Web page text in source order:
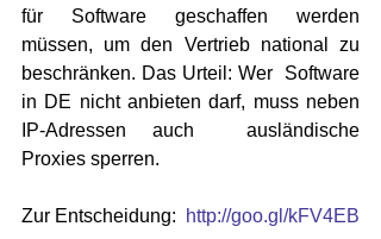
für Software geschaffen werden
müssen, um den Vertrieb national zu
beschränken. Das Urteil: Wer  Software
in DE nicht anbieten darf, muss neben
IP-Adressen auch  ausländische
Proxies sperren.
Zur Entscheidung: http://goo.gl/kFV4EB